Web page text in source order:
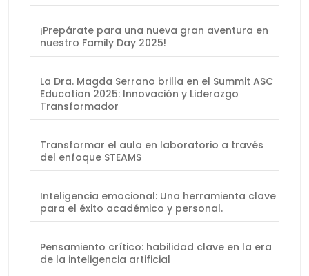
¡Prepárate para una nueva gran aventura en
nuestro Family Day 2025!
La Dra. Magda Serrano brilla en el Summit ASC
Education 2025: Innovación y Liderazgo
Transformador
Transformar el aula en laboratorio a través
del enfoque STEAMS
Inteligencia emocional: Una herramienta clave
para el éxito académico y personal.
Pensamiento crítico: habilidad clave en la era
de la inteligencia artificial